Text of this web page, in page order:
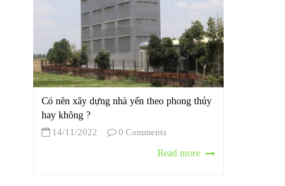
Có nên xây dựng nhà yến theo phong thủy
hay không ?
14/11/2022
0 Comments
Read more